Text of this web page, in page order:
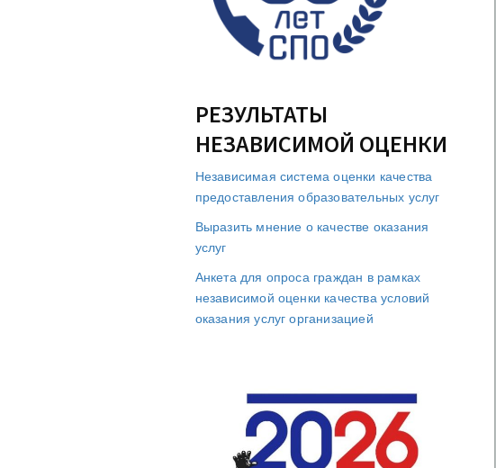
РЕЗУЛЬТАТЫ
НЕЗАВИСИМОЙ ОЦЕНКИ
Независимая система оценки качества
предоставления образовательных услуг
Выразить мнение о качестве оказания
услуг
Анкета для опроса граждан в рамках
независимой оценки качества условий
оказания услуг организацией